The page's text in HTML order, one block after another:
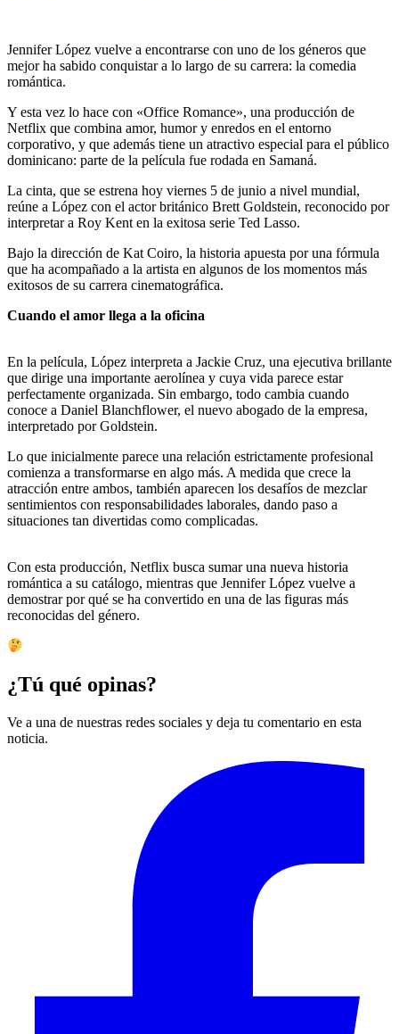
Jennifer López vuelve a encontrarse con uno de los géneros que
mejor ha sabido conquistar a lo largo de su carrera: la comedia
romántica.
Y esta vez lo hace con «Office Romance», una producción de
Netflix que combina amor, humor y enredos en el entorno
corporativo, y que además tiene un atractivo especial para el público
dominicano: parte de la película fue rodada en Samaná.
La cinta, que se estrena hoy viernes 5 de junio a nivel mundial,
reúne a López con el actor británico Brett Goldstein, reconocido por
interpretar a Roy Kent en la exitosa serie Ted Lasso.
Bajo la dirección de Kat Coiro, la historia apuesta por una fórmula
que ha acompañado a la artista en algunos de los momentos más
exitosos de su carrera cinematográfica.
Cuando el amor llega a la oficina
En la película, López interpreta a Jackie Cruz, una ejecutiva brillante
que dirige una importante aerolínea y cuya vida parece estar
perfectamente organizada. Sin embargo, todo cambia cuando
conoce a Daniel Blanchflower, el nuevo abogado de la empresa,
interpretado por Goldstein.
Lo que inicialmente parece una relación estrictamente profesional
comienza a transformarse en algo más. A medida que crece la
atracción entre ambos, también aparecen los desafíos de mezclar
sentimientos con responsabilidades laborales, dando paso a
situaciones tan divertidas como complicadas.
Con esta producción, Netflix busca sumar una nueva historia
romántica a su catálogo, mientras que Jennifer López vuelve a
demostrar por qué se ha convertido en una de las figuras más
reconocidas del género.
¿Tú qué opinas?
Ve a una de nuestras redes sociales y deja tu comentario en esta
noticia.